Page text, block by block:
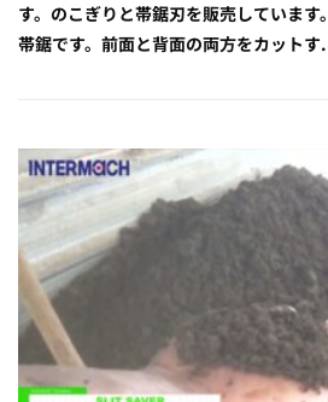
す。のこぎりと帯鋸刃を販売していま
帯鋸です。前面と背面の両方をカットす